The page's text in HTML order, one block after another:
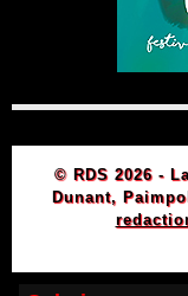
© RDS 2026 -
Dunant,